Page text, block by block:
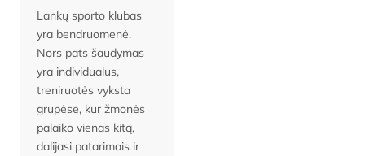
Lankų sporto klubas
yra bendruomenė.
Nors pats šaudymas
yra individualus,
treniruotės vyksta
grupėse, kur žmonės
palaiko vienas kitą,
dalijasi patarimais ir